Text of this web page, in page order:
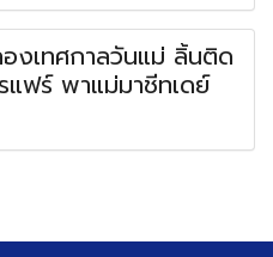
งเทศกาลวันแม่ ลิ้นติด
แฟร์ พาแม่มาชีทเดย์